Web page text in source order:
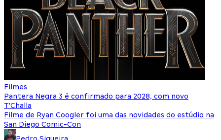
Filmes
Pantera Negra 3 é confirmado para 2028, com novo
T'Challa
Filme de Ryan Coogler foi uma das novidades do estúdio na
San Diego Comic-Con